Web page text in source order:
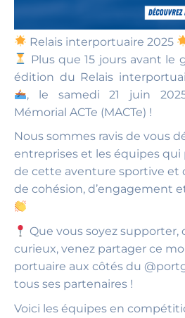
Relais interportuaire 2025
Plus que 15 jours avant le
édition du Relais
, le samedi 21 juin
Mémorial ACTe (MACTe) !
Nous sommes ravis de vous
entreprises et les équipes
de cette aventure sportive et
de cohésion, d’engagement
Que vous soyez supporter,
curieux, venez partager ce
portuaire aux côtés du
tous ses partenaires !
Voici les équipes en